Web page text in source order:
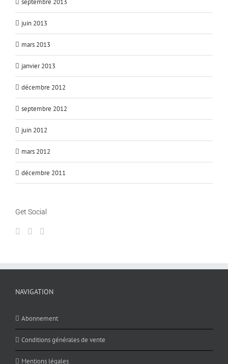
septembre 2013
juin 2013
mars 2013
janvier 2013
décembre 2012
septembre 2012
juin 2012
mars 2012
décembre 2011
Get Social
NAVIGATION
Abonnement
Conditions générales de vente
Mentions légales